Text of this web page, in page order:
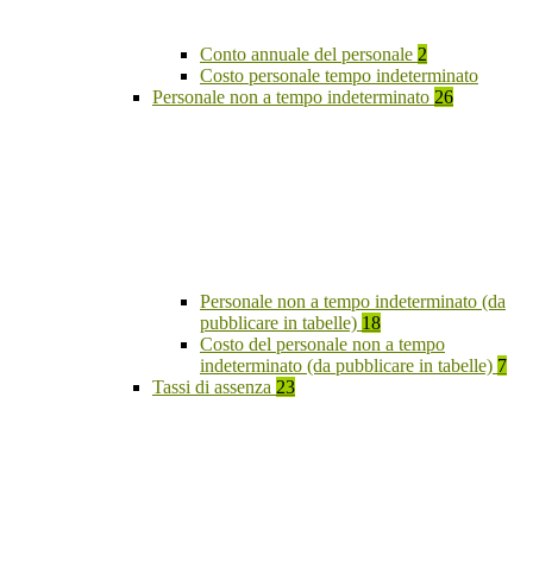
Conto annuale del personale 2
Costo personale tempo indeterminato
Personale non a tempo indeterminato 26
Personale non a tempo indeterminato (da
pubblicare in tabelle) 18
Costo del personale non a tempo
indeterminato (da pubblicare in tabelle) 7
Tassi di assenza 23